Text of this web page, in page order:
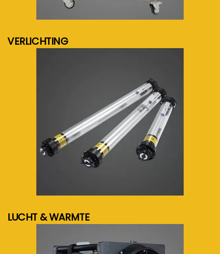
VERLICHTING
LUCHT & WARMTE